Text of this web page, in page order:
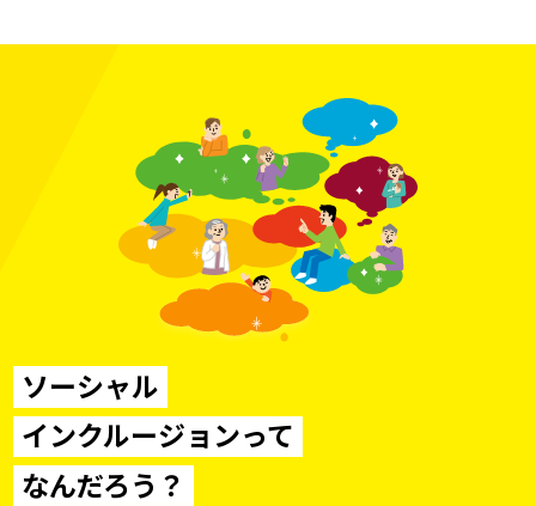
ソーシャル
インクルージョンって
なんだろう？